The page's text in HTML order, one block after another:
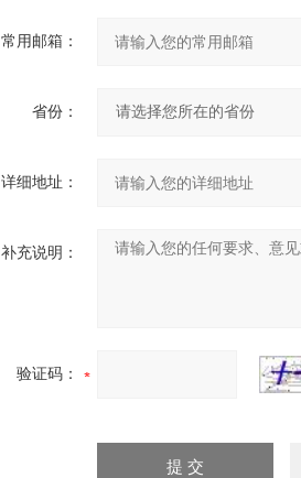
常用邮箱：
省份：
详细地址：
补充说明：
验证码：